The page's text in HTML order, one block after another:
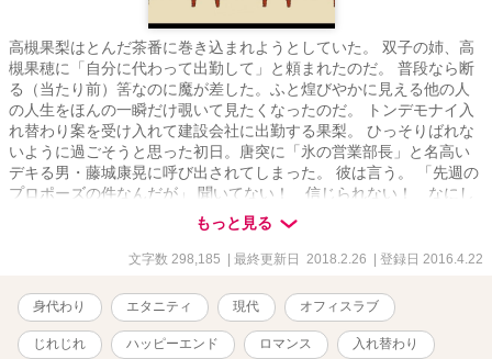
高槻果梨はとんだ茶番に巻き込まれようとしていた。 双子の姉、高
槻果穂に「自分に代わって出勤して」と頼まれたのだ。 普段なら断
る（当たり前）筈なのに魔が差した。ふと煌びやかに見える他の人
の人生をほんの一瞬だけ覗いて見たくなったのだ。 トンデモナイ入
れ替わり案を受け入れて建設会社に出勤する果梨。 ひっそりばれな
いように過ごそうと思った初日。唐突に「氷の営業部長」と名高い
デキる男・藤城康晃に呼び出されてしまった。 彼は言う。 「先週の
プロポーズの件なんだが」 聞いてない！ 信じられない！ なにし
てくれてんだ果穂ッ！ 初日から頭の痛くなる案件を抱えた果梨のバ
レタラ終わり！？ の身代わりライフ開幕です。 ※ムーンライトノ
ベルズでも連載中※
もっと見る
文字数 298,185 | 最終更新日 2018.2.26 | 登録日 2016.4.22
身代わり エタニティ 現代 オフィスラブ
じれじれ ハッピーエンド ロマンス 入れ替わり